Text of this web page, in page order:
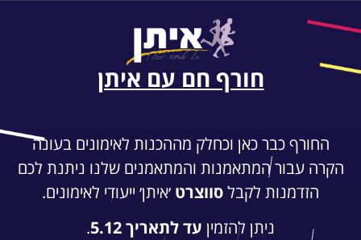
חורף חם עם איתן
החורף כבר כאן וכחלק מההכנות לאימונים בעונה
הקרה עבור המתאמנות והמתאמנים שלנו ניתנת לכם
הזדמנות לקבלסווצרט ׳איתן׳ ייעודי לאימונים.
ניתן להזמין עד לתאריך 5.12
.